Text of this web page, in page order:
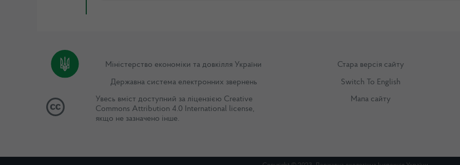
Міністерство економіки та довкілля України
Державна система електронних звернень
Увесь вміст доступний за ліцензією Creative
Commons Attribution 4.0 International license,
якщо не зазначено інше.
Стара версія сайту
Switch To English
Мапа сайту